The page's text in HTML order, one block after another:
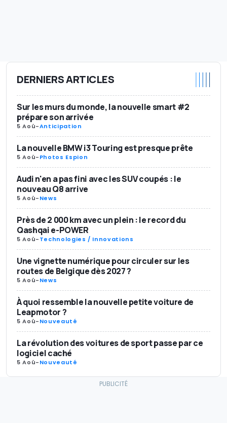
DERNIERS ARTICLES
Sur les murs du monde, la nouvelle smart #2
prépare son arrivée
5 Aoû-Anticipation
La nouvelle BMW i3 Touring est presque prête
5 Aoû-Photos Espion
Audi n'en a pas fini avec les SUV coupés : le
nouveau Q8 arrive
5 Aoû-News
Près de 2 000 km avec un plein : le record du
Qashqai e-POWER
5 Aoû-Technologies / Innovations
Une vignette numérique pour circuler sur les
routes de Belgique dès 2027 ?
5 Aoû-News
À quoi ressemble la nouvelle petite voiture de
Leapmotor ?
5 Aoû-Nouveauté
La révolution des voitures de sport passe par ce
logiciel caché
5 Aoû-Nouveauté